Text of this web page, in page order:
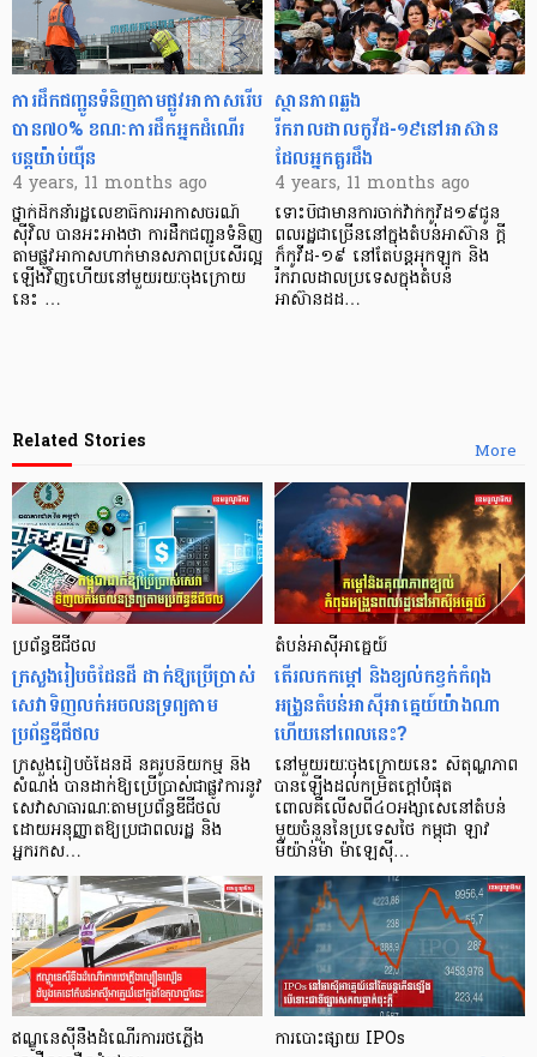
ការដឹកជញ្ជូនទំនិញតាមផ្លូវអាកាសរើប
បាន៧០% ខណៈការដឹកអ្នកដំណើរ
បន្តយ៉ាប់យ៉ឺន
4 years, 11 months ago
ថ្នាក់ដឹកនាំរដ្ឋលេខាធិការអាកាសចរណ៍
ស៊ីវិល បានអះអាងថា ការដឹកជញ្ជូនទំនិញ
តាមផ្លូវអាកាសហាក់មានសភាពប្រសើរល្អ
ឡើងវិញហើយនៅមួយរយៈចុងក្រោយ
នេះ …
ស្ថានភាពឆ្លង
រីករាលដាលកូវីដ-១៩នៅអាស៊ាន
ដែលអ្នកគួរដឹង
4 years, 11 months ago
ទោះបីជាមានការចាក់វ៉ាក់កូវីដ១៩ជូន
ពលរដ្ឋជាច្រើននៅក្នុងតំបន់អាស៊ាន ក្ដី
ក៏កូវីដ-១៩ នៅតែបន្តអុកឡុក និង
រីករាលដាលប្រទេសក្នុងតំបន់
អាស៊ានដដ…
More
Related Stories
ប្រព័ន្ធឌីជីថល
ក្រសួងរៀបចំដែនដី ដាក់ឱ្យប្រើប្រាស់
សេវាទិញលក់អចលនទ្រព្យតាម
ប្រព័ន្ធឌីជីថល
ក្រសួងរៀបចំដែនដី នគរូបនីយកម្ម និង
សំណង់ បានដាក់ឱ្យប្រើប្រាស់ជាផ្លូវការនូវ
សេវាសាធារណៈតាមប្រព័ន្ធឌីជីថល
ដោយអនុញ្ញាតឱ្យប្រជាពលរដ្ឋ និង
អ្នករកស…
តំបន់អាស៊ីអាគ្នេយ៍
តើរលកកម្ដៅ និងខ្យល់កខ្វក់កំពុង
អង្រួនតំបន់អាស៊ីអាគ្នេយ៍យ៉ាងណា
ហើយនៅពេលនេះ?
នៅមួយរយៈចុងក្រោយនេះ សីតុណ្ហភាព
បានឡើងដល់កម្រិតក្តៅបំផុត
ពោលគឺលើសពី៤០អង្សាសេនៅតំបន់
មួយចំនួននៃប្រទេសថៃ កម្ពុជា ឡាវ
មីយ៉ាន់ម៉ា ម៉ាឡេស៊ី…
ឥណ្ឌូនេស៊ីនឹងដំណើរការរថភ្លើង
ការបោះផ្សាយ IPOs